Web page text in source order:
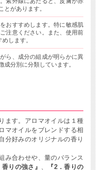
とがあります。
おすすめします。特に敏感肌
注意ください。また、使用前
します。
ら、成分の組成が明らかに異
成分別に分類しています。
ます。アロマオイルは１種
マオイルをブレンドする相
分好みのオリジナルの香り
み合わせや、量のバランス
香りの強さ』 、
『2．香りの